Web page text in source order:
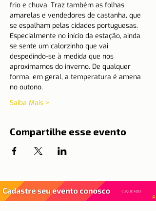
frio e chuva. Traz também as folhas
amarelas e vendedores de castanha, que
se espalham pelas cidades portuguesas.
Especialmente no início da estação, ainda
se sente um calorzinho que vai
despedindo-se à medida que nos
aproximamos do inverno. De qualquer
forma, em geral, a temperatura é amena
no outono.
Saiba Mais >
Compartilhe esse evento